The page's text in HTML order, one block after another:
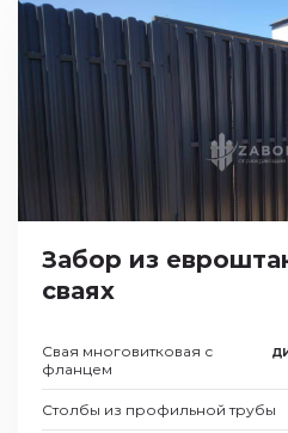
Забор из
сваях
Свая многовитковая с
фланцем
Столбы из профильной трубы